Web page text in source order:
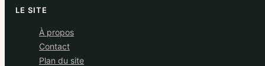
LE SITE
À propos
Contact
Plan du site